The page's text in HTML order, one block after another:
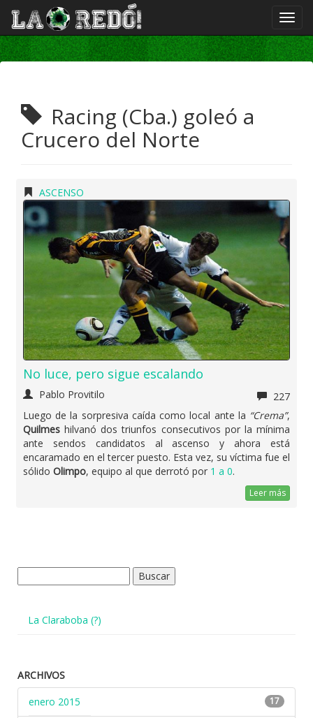
Racing (Cba.) goleó a
Crucero del Norte
ASCENSO
No luce, pero sigue escalando
Pablo Provitilo
227
Luego de la sorpresiva caída como local ante la “Crema”,
Quilmes hilvanó dos triunfos consecutivos por la mínima
ante sendos candidatos al ascenso y ahora está
encaramado en el tercer puesto. Esta vez, su víctima fue el
sólido Olimpo, equipo al que derrotó por 1 a 0.
Leer más
La Claraboba (?)
ARCHIVOS
enero 2015
17